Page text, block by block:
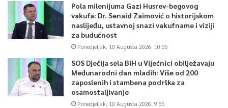
Pola milenijuma Gazi Husrev-begovog
vakufa: Dr. Senaid Zaimović o historijskom
naslijeđu, ustavnoj snazi vakufname i viziji
za budućnost
Ponedjeljak, 10 Augusta 2026, 10:05
SOS Dječija sela BiH u Vijećnici obilježavaju
Međunarodni dan mladih: Više od 200
zaposlenih i stambena podrška za
osamostaljivanje
Ponedjeljak, 10 Augusta 2026, 9:55